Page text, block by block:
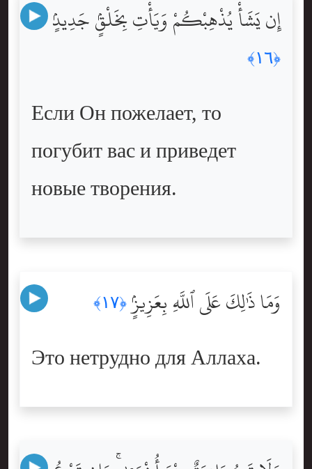
إِن يَشَأْ يُذْهِبْكُمْ وَيَأْتِ بِخَلْقٍۢ جَدِيدٍۢ
﴿١٦﴾
Если Он пожелает, то
погубит вас и приведет
новые творения.
وَمَا ذَٰلِكَ عَلَى ٱللَّهِ بِعَزِيزٍۢ﴿١٧﴾
Это нетрудно для Аллаха.